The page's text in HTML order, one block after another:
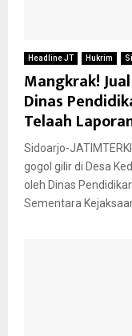
Headline JT Hukrim
Mangkrak!
Dinas
Telaah
Sidoarjo-
gogol gilir di Desa
oleh Dinas
Sementara